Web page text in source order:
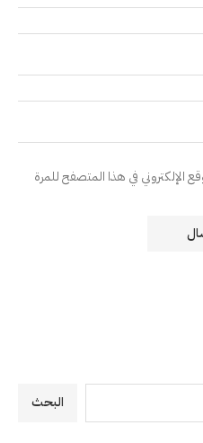
الإلكتروني في هذا المتصفح للمرة
البحث